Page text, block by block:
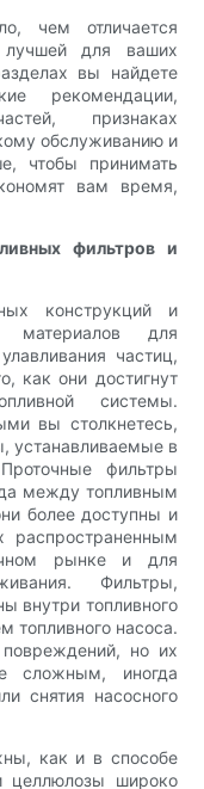
чем отличается
лучшей для ваших
вы найдете
рекомендации,
признаках
обслуживанию и
чтобы принимать
вам время,
фильтров и
конструкций и
материалов для
частиц,
как они достигнут
системы.
вы столкнетесь,
устанавливаемые в
фильтры
между топливным
более доступны и
распространенным
рынке и для
Фильтры,
внутри топливного
топливного насоса.
но их
сложным, иногда
снятия насосного
как и в способе
целлюлозы широко